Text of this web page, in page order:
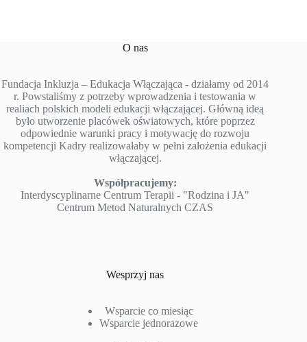
O nas
Fundacja Inkluzja – Edukacja Włączająca - działamy od 2014
r. Powstaliśmy z potrzeby wprowadzenia i testowania w
realiach polskich modeli edukacji włączającej. Główną ideą
było utworzenie placówek oświatowych, które poprzez
odpowiednie warunki pracy i motywację do rozwoju
kompetencji Kadry realizowałaby w pełni założenia edukacji
włączającej.
Współpracujemy:
Interdyscyplinarne Centrum Terapii - "Rodzina i JA"
Centrum Metod Naturalnych CZAS
Wesprzyj nas
Wsparcie co miesiąc
Wsparcie jednorazowe